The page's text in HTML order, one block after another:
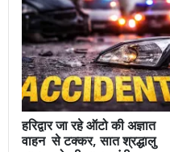
हरिद्वार जा रहे ऑटो की अज्ञात
वाहन से टक्कर, सात श्रद्धालु